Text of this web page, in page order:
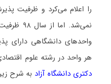
را اعلام می‌کرد و ظرفیت
نمی‌شد.
واحدهای دانشگاهی دارای
هر واحد در رشته ﻋﻠﻮم
دکتری دانشگاه آزاد به شرح